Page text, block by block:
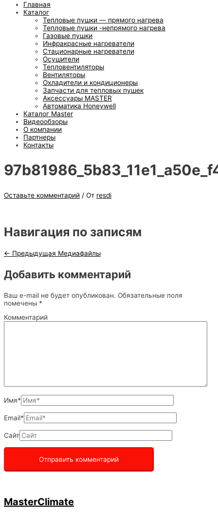
Главная
Каталог
Тепловые пушки — прямого нагрева
Тепловые пушки -непрямого нагрева
Газовые пушки
Инфракрасные нагреватели
Стационарные нагреватели
Осушители
Тепловентиляторы
Вентиляторы
Охладители и кондиционеры
Запчасти для тепловых пушек
Аксессуары MASTER
Автоматика Honeywell
Каталог Master
Видеообзоры
О компании
Партнеры
Контакты
Оставьте комментарий / От resdi
Навигация по записям
← Предыдущая Медиафайлы
Добавить комментарий
Ваш e-mail не будет опубликован. Обязательные поля
помечены *
Комментарий
Имя*
Email*
Сайт
MasterClimate